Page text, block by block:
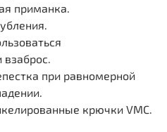
приманка.
при равномерной
крючки VMC.